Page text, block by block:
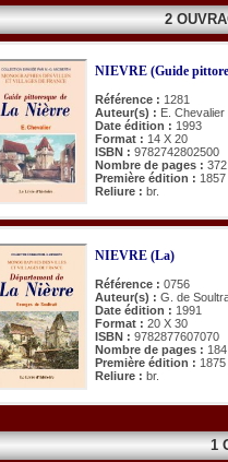
2
NIEVRE (Guide
Référence : 1281
Auteur(s) : E. Chevalier
Date édition : 1993
Format : 14 X 20
ISBN : 9782742802500
Nombre de pages : 372
Première édition : 1857
Reliure : br.
NIEVRE (La)
Référence : 0756
Auteur(s) : G. de
Date édition : 1991
Format : 20 X 30
ISBN : 9782877607070
Nombre de pages : 184
Première édition : 1875
Reliure : br.
1